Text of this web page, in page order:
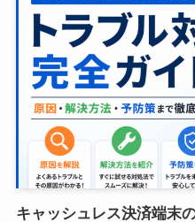
キャッシュレス決済端末